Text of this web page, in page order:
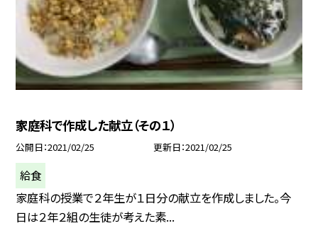
家庭科で作成した献立（その１）
公開日 2021/02/25 更新日 2021/02/25
給食
家庭科の授業で２年生が１日分の献立を作成しました。今
日は２年２組の生徒が考えた素...